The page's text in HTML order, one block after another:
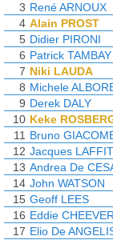
3 René ARNOUX
4 Alain PROST
5 Didier PIRONI
6 Patrick TAMBAY
7 Niki LAUDA
8 Michele
9 Derek DALY
10 Keke
11 Bruno
12 Jacques
13 Andrea De
14 John WATSON
15 Geoff LEES
16 Eddie CHEEVER
17 Elio De